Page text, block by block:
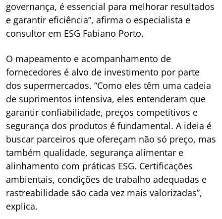
governança, é essencial para melhorar resultados
e garantir eficiência”, afirma o especialista e
consultor em ESG Fabiano Porto.
O mapeamento e acompanhamento de
fornecedores é alvo de investimento por parte
dos supermercados. “Como eles têm uma cadeia
de suprimentos intensiva, eles entenderam que
garantir confiabilidade, preços competitivos e
segurança dos produtos é fundamental. A ideia é
buscar parceiros que ofereçam não só preço, mas
também qualidade, segurança alimentar e
alinhamento com práticas ESG. Certificações
ambientais, condições de trabalho adequadas e
rastreabilidade são cada vez mais valorizadas”,
explica.